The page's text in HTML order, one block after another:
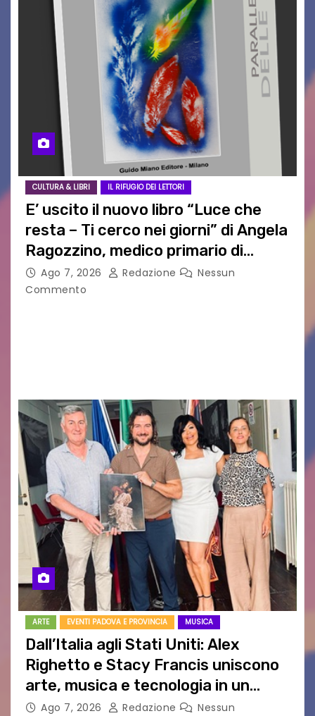
CULTURA & LIBRI IL RIFUGIO DEI LETTORI
E’ uscito il nuovo libro “Luce che
resta – Ti cerco nei giorni” di Angela
Ragozzino, medico primario di
Capua
Ago 7, 2026 Redazione
Nessun
Commento
ARTE EVENTI PADOVA E PROVINCIA MUSICA
Dall’Italia agli Stati Uniti: Alex
Righetto e Stacy Francis uniscono
arte, musica e tecnologia in un
nuovo progetto internazionale”
Ago 7, 2026 Redazione Nessun